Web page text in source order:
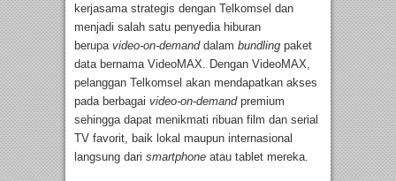
kerjasama strategis dengan Telkomsel dan
menjadi salah satu penyedia hiburan
berupa video-on-demanddalam bundling paket
data bernama VideoMAX. Dengan VideoMAX,
pelanggan Telkomsel akan mendapatkan akses
pada berbagai video-on-demandpremium
sehingga dapat menikmati ribuan film dan serial
TV favorit, baik lokal maupun internasional
langsung dari smartphone atau tablet mereka.